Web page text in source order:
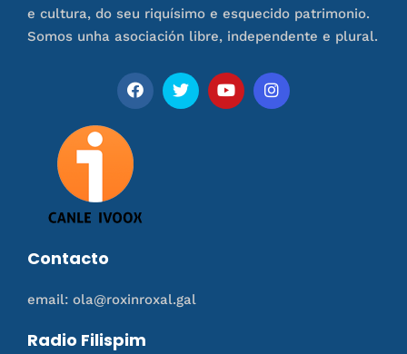
e cultura, do seu riquísimo e esquecido patrimonio.
Somos unha asociación libre, independente e plural.
Contacto
email: ola@roxinroxal.gal
Radio Filispim